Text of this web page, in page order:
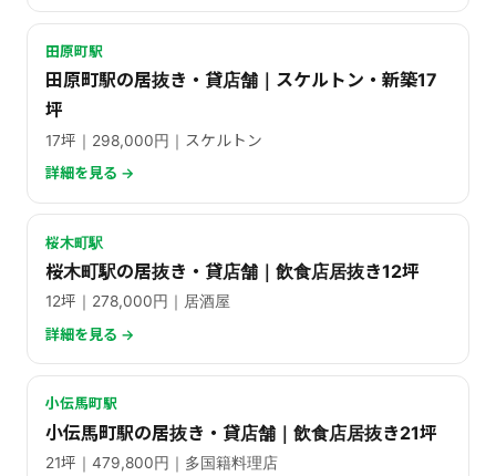
田原町駅
田原町駅の居抜き・貸店舗｜スケルトン・新築17
坪
17坪｜298,000円｜スケルトン
詳細を見る →
桜木町駅
桜木町駅の居抜き・貸店舗｜飲食店居抜き12坪
12坪｜278,000円｜居酒屋
詳細を見る →
小伝馬町駅
小伝馬町駅の居抜き・貸店舗｜飲食店居抜き21坪
21坪｜479,800円｜多国籍料理店